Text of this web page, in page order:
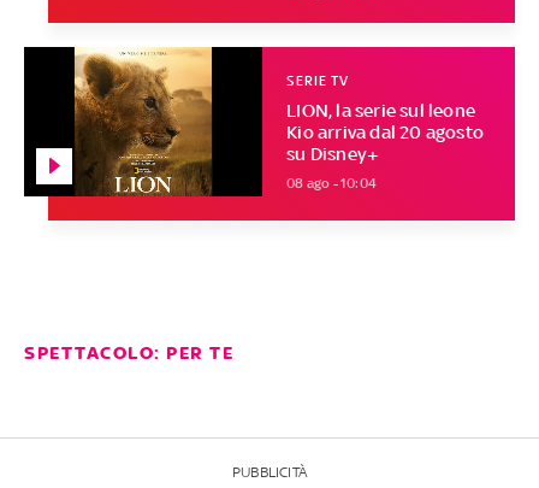
LION, la serie sul leone
Kio arriva dal 20 agosto
su Disney+
SERIE TV
08 ago - 10:04
SPETTACOLO: PER TE
PUBBLICITÀ